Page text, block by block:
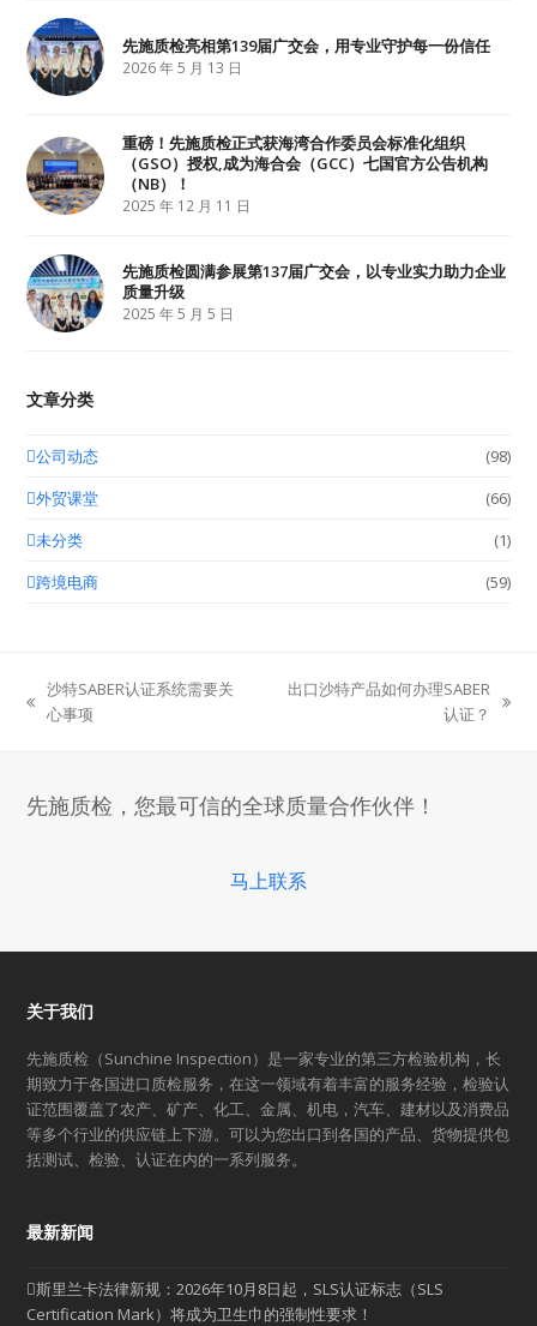
先施质检亮相第139届广交会，用专业守护每一份信任
2026 年 5 月 13 日
重磅！先施质检正式获海湾合作委员会标准化组织
（GSO）授权,成为海合会（GCC）七国官方公告机构
（NB）！
2025 年 12 月 11 日
先施质检圆满参展第137届广交会，以专业实力助力企业
质量升级
2025 年 5 月 5 日
文章分类
公司动态
(98)
外贸课堂
(66)
未分类
(1)
跨境电商
(59)
previous
沙特SABER认证系统需要关
心事项
出口沙特产品如何办理SABER
认证？
先施质检，您最可信的全球质量合作伙伴！
马上联系
关于我们
先施质检（Sunchine Inspection）是一家专业的第三方检验机构，长
期致力于各国进口质检服务，在这一领域有着丰富的服务经验，检验认
证范围覆盖了农产、矿产、化工、金属、机电，汽车、建材以及消费品
等多个行业的供应链上下游。可以为您出口到各国的产品、货物提供包
括测试、检验、认证在内的一系列服务。
最新新闻
斯里兰卡法律新规：2026年10月8日起，SLS认证标志（SLS
Certification Mark）将成为卫生巾的强制性要求！